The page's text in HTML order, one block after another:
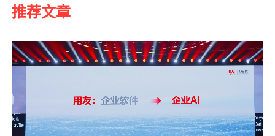
推荐文章